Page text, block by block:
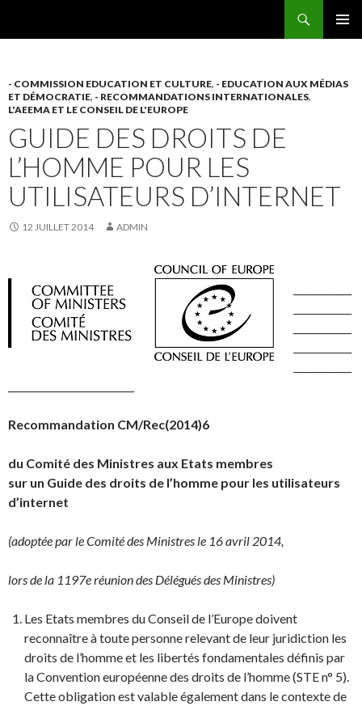
- COMMISSION EDUCATION ET CULTURE, - EDUCATION AUX MÉDIAS
ET DÉMOCRATIE, - RECOMMANDATIONS INTERNATIONALES,
L'AEEMA ET LE CONSEIL DE L'EUROPE
GUIDE DES DROITS DE
L’HOMME POUR LES
UTILISATEURS D’INTERNET
12 JUILLET 2014 ADMIN
Recommandation CM/Rec(2014)6
du Comité des Ministres aux Etats membres
sur un Guide des droits de l’homme pour les utilisateurs
d’internet
(adoptée par le Comité des Ministres le 16 avril 2014,
lors de la 1197e réunion des Délégués des Ministres)
Les Etats membres du Conseil de l’Europe doivent
reconnaître à toute personne relevant de leur juridiction les
droits de l’homme et les libertés fondamentales définis par
la Convention européenne des droits de l’homme (STE n° 5).
Cette obligation est valable également dans le contexte de